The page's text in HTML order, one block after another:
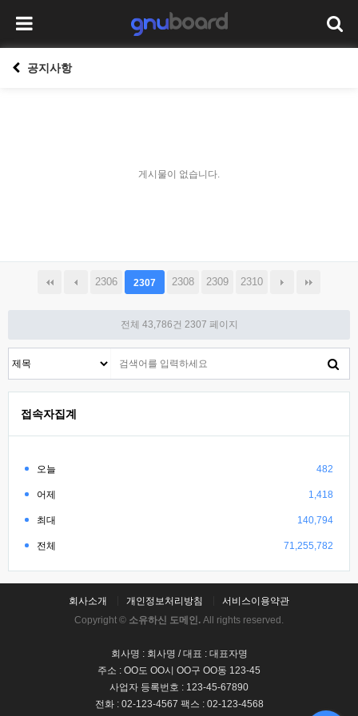
공지사항
게시물이 없습니다.
2306 2307 2308 2309 2310
전체 43,786건 2307 페이지
접속자집계
오늘 482
어제 1,418
최대 140,794
전체 71,255,782
회사소개 개인정보처리방침
서비스이용약관
Copyright © 소유하신 도메인. All rights reserved.
회사명 : 회사명 / 대표 : 대표자명
주소 : OO도 OO시 OO구 OO동 123-45
사업자 등록번호 : 123-45-67890
전화 : 02-123-4567 팩스 : 02-123-4568